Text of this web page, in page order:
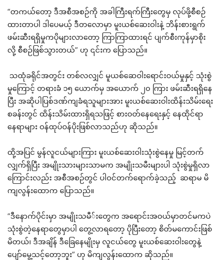
“တကယ်တော့ ဒီအစီအစဉ်ကို အခါကြီးရက်ကြီးတွေမှ လုပ်ဖို့စီစဉ်
ထားတာပါ ဒါပေမယ့် ဒီတလောမှာ မူးယစ်ဆေးဝါးနဲ့ ဘိန်းစားရွက်
ဖမ်းဆီးရရှိမှုကပိုများလာတော့ ကြာကြာထားရင် ပျက်စီးကုန်မှာစိုး
လို့ စီစဉ်ဖြစ်သွားတယ်” ဟု ၎င်းက ပြောသည်။
သထုံခရိုင်အတွင်း တစ်လလျှင် မူယစ်ဆေဝါးရောင်းဝယ်မှုနှင့် သုံးစွဲ
မှုကြောင့် တရားခံ ၁၅ ယောက်မှ အယောက် ၂၀ ကြား ဖမ်းဆီးရရှိနေ
ပြီး အဆိုပါပြစ်ဒဏ်ကျခံရသူများအား မူးယစ်ဆေးဝါးထိန်းသိမ်းရေး
စခန်းတွင် ထိန်းသိမ်းထားရှိရသဖြင့် စားဝတ်နေရေးနှင့် နေထိုင်ရာ
နေရာများ ဝန်ထုပ်ဝန်ပိုးဖြစ်လာသည်ဟု ဆိုသည်။
ထို့အပြင် မွန်လူငယ်များကြား မူးယစ်ဆေးဝါးသုံးစွဲနေမှု မြင့်တက်
လျှက်ရှိပြီး အမျိုးသားများသာမက အမျိုးသမီးများပါ သုံးစွဲမှုရှိလာ
ကြောင်းလည်း အစီအစဉ်တွင် ပါဝင်တက်ရောက်ခဲ့သည့် ဆရာမ မိ
ကျလွန်းထောက ပြောသည်။
“ဒီနောက်ပိုင်းမှာ အမျိုးသမီ်းတွေက အရောင်းအဝယ်မှာတင်မကပဲ
သုံးစွဲတဲ့နေရာတွေမှာပါ တွေ့လာရတော့ ပိုပြီးတော့ စိတ်မကောင်းဖြစ်
မိတယ်၊ ဒီအချိန် ဒီခြေနေမျိုးမှ လူငယ်တွေ မူးယစ်ဆေးဝါးတွေနဲ့
ပျော်မွေ့သင့်တော့ဘူး” ဟု မိကျလွန်းထောက ဆိုသည်။